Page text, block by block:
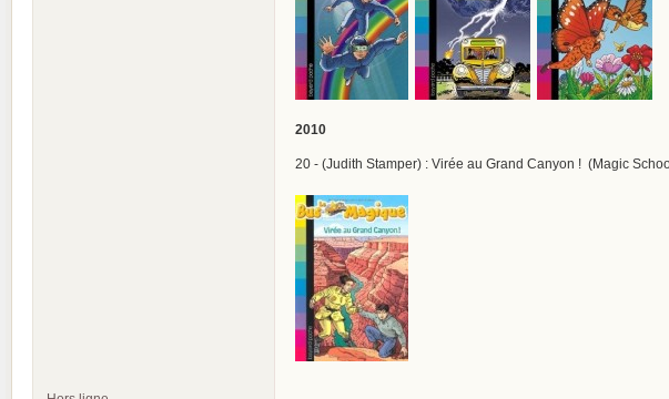
2010
20 - (Judith Stamper) : Virée au Grand Canyon ! (Magic